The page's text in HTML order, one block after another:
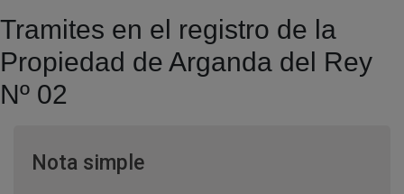
Tramites en el registro de la
Propiedad de Arganda del Rey
Nº 02
Nota simpleVentana nueva